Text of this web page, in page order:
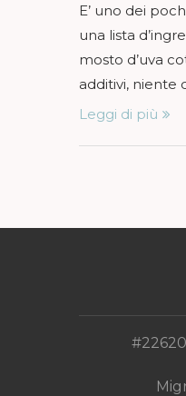
E’ uno dei
una lista
mosto d’uva
additivi, niente
Leggi di più